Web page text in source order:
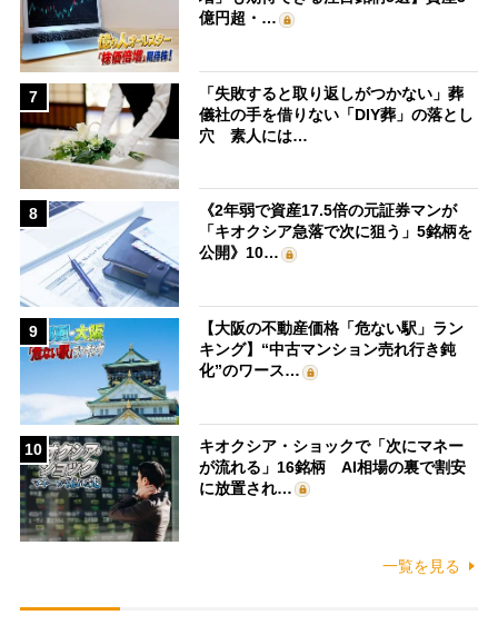
億円超・…
7
「失敗すると取り返しがつかない」葬
儀社の手を借りない「DIY葬」の落とし
穴 素人には…
8
《2年弱で資産17.5倍の元証券マンが
「キオクシア急落で次に狙う」5銘柄を
公開》10…
9
【大阪の不動産価格「危ない駅」ラン
キング】“中古マンション売れ行き鈍
化”のワース…
10
キオクシア・ショックで「次にマネー
が流れる」16銘柄 AI相場の裏で割安
に放置され…
一覧を見る